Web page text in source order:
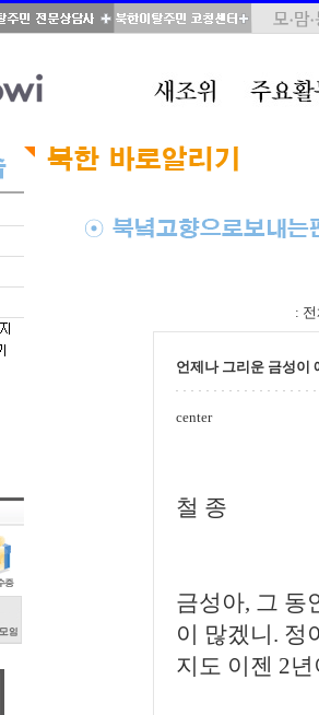
:
언제나 그리운 금성이
center
철 종
금성아, 그 동
이 많겠니. 정
지도 이젠 2